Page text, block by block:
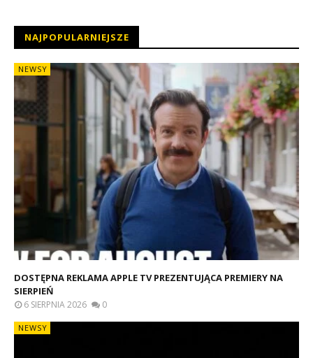
NAJPOPULARNIEJSZE
NEWSY
DOSTĘPNA REKLAMA APPLE TV PREZENTUJĄCA PREMIERY NA
SIERPIEŃ
6 SIERPNIA 2026 0
NEWSY